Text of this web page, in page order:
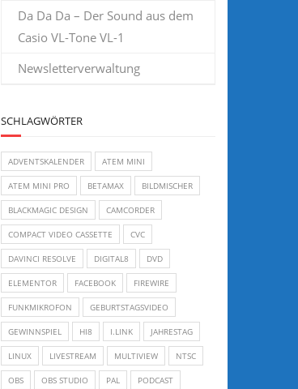
Da Da Da – Der Sound aus dem
Casio VL-Tone VL-1
Newsletterverwaltung
SCHLAGWÖRTER
ADVENTSKALENDER ATEM MINI
ATEM MINI PRO BETAMAX BILDMISCHER
BLACKMAGIC DESIGN CAMCORDER
COMPACT VIDEO CASSETTE CVC
DAVINCI RESOLVE DIGITAL8 DVD
ELEMENTOR FACEBOOK FIREWIRE
FUNKMIKROFON GEBURTSTAGSVIDEO
GEWINNSPIEL HI8 I.LINK JAHRESTAG
LINUX LIVESTREAM MULTIVIEW NTSC
OBS OBS STUDIO PAL PODCAST